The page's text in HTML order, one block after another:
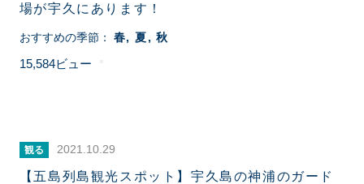
場が宇久にあります！
おすすめの季節： 春 夏 秋
15,584
観る 2021.10.29
【五島列島観光スポット】宇久島の神浦のガード